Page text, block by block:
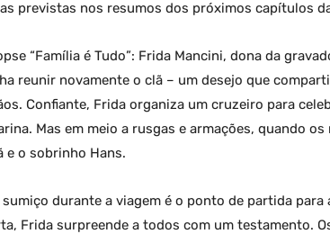
previstas nos resumos dos próximos capítulos
“Família é Tudo”: Frida Mancini, dona da
reunir novamente o clã – um desejo que
Confiante, Frida organiza um cruzeiro para
Mas em meio a rusgas e armações, quando
e o sobrinho Hans.
sumiço durante a viagem é o ponto de partida
Frida surpreende a todos com um testamento.